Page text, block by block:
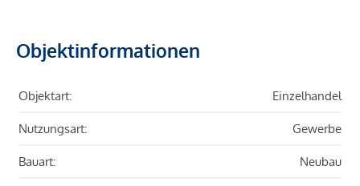
Objektinformationen
Objektart: Einzelhandel
Nutzungsart: Gewerbe
Bauart: Neubau